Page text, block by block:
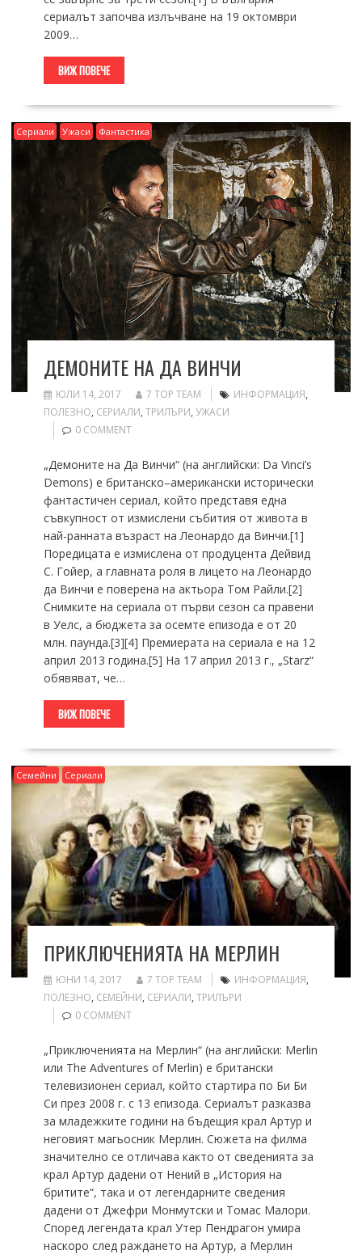
сериалът започва излъчване на 19 октомври
2009…
ВИЖ ПОВЕЧЕ
Сериали Ужаси Фантастика
ДЕМОНИТЕ НА ДА ВИНЧИ
ЮЛИ 14, 2017 7 TOP TEAM ИНФОРМАЦИЯ,
ПОЛЕЗНО, СЕРИАЛИ, ТРИЛЪРИ, УЖАСИ
0 COMMENT
„Демоните на Да Винчи“ (на английски: Da Vinci’s
Demons) е британско–американски исторически
фантастичен сериал, който представя една
съвкупност от измислени събития от живота в
най-ранната възраст на Леонардо да Винчи.[1]
Поредицата е измислена от продуцента Дейвид
С. Гойер, а главната роля в лицето на Леонардо
да Винчи е поверена на актьора Том Райли.[2]
Снимките на сериала от първи сезон са правени
в Уелс, а бюджета за осемте епизода е от 20
млн. паунда.[3][4] Премиерата на сериала е на 12
април 2013 година.[5] На 17 април 2013 г., „Starz“
обявяват, че…
ВИЖ ПОВЕЧЕ
Семейни Сериали
ПРИКЛЮЧЕНИЯТА НА МЕРЛИН
ЮНИ 14, 2017 7 TOP TEAM ИНФОРМАЦИЯ,
ПОЛЕЗНО, СЕМЕЙНИ, СЕРИАЛИ, ТРИЛЪРИ
0 COMMENT
„Приключенията на Мерлин“ (на английски: Merlin
или The Adventures of Merlin) е британски
телевизионен сериал, който стартира по Би Би
Си през 2008 г. с 13 епизода. Сериалът разказва
за младежките години на бъдещия крал Артур и
неговият магьосник Мерлин. Сюжета на филма
значително се отличава както от сведенията за
крал Артур дадени от Нений в „История на
бритите“, така и от легендарните сведения
дадени от Джефри Монмутски и Томас Малори.
Според легендата крал Утер Пендрагон умира
наскоро след раждането на Артур, а Мерлин